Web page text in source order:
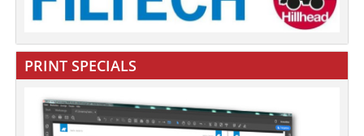
PRINT SPECIALS